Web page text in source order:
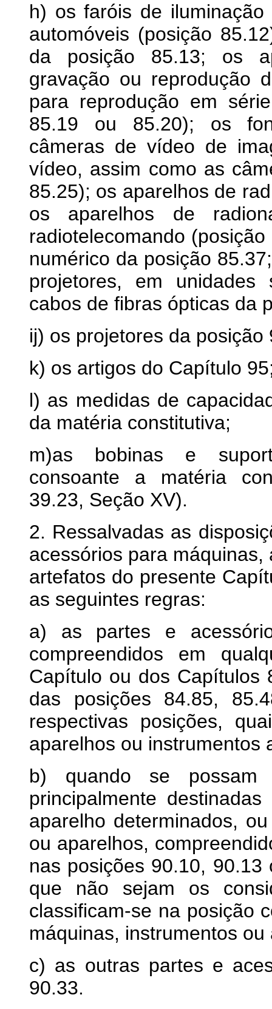
h) os faróis de
automóveis (posição
da posição 85.13; os
gravação ou reprodução
para reprodução em
85.19 ou 85.20); os
câmeras de vídeo de
vídeo, assim como as
85.25); os aparelhos de
os aparelhos de
radiotelecomando
numérico da posição
projetores, em
cabos de fibras ópticas da
ij) os projetores da posição
k) os artigos do Capítulo
l) as medidas de
da matéria constitutiva;
m)as bobinas e
consoante a matéria
39.23, Seção XV).
2. Ressalvadas as
acessórios para
artefatos do presente
as seguintes regras:
a) as partes e
compreendidos em
Capítulo ou dos Capítulos
das posições 84.85,
respectivas posições,
aparelhos ou instrumentos
b) quando se possam
principalmente
aparelho determinados,
ou aparelhos,
nas posições 90.10,
que não sejam os
classificam-se na posição
máquinas, instrumentos ou
c) as outras partes e
90.33.